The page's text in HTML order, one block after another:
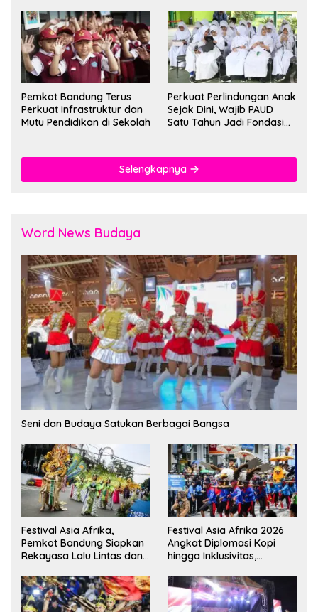
Pemkot Bandung Terus
Perkuat Infrastruktur dan
Mutu Pendidikan di Sekolah
Perkuat Perlindungan Anak
Sejak Dini, Wajib PAUD
Satu Tahun Jadi Fondasi
Selengkapnya
Word News Budaya
Seni dan Budaya Satukan Berbagai Bangsa
Festival Asia Afrika,
Pemkot Bandung Siapkan
Rekayasa Lalu Lintas dan
Festival Asia Afrika 2026
Angkat Diplomasi Kopi
hingga Inklusivitas,
Duta Besar